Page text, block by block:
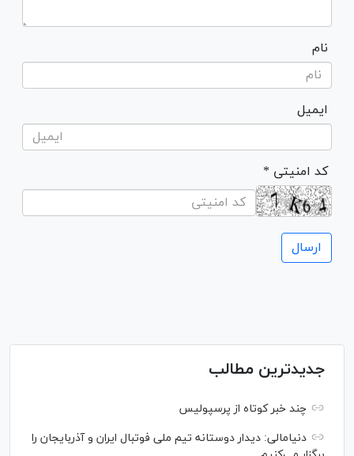
نام
ایمیل
* کد امنیتی
جدیدترین مطالب
چند خبر کوتاه از پرسپولیس
دنیامالی: دیدار دوستانه تیم ملی فوتبال ایران و آذربایجان را